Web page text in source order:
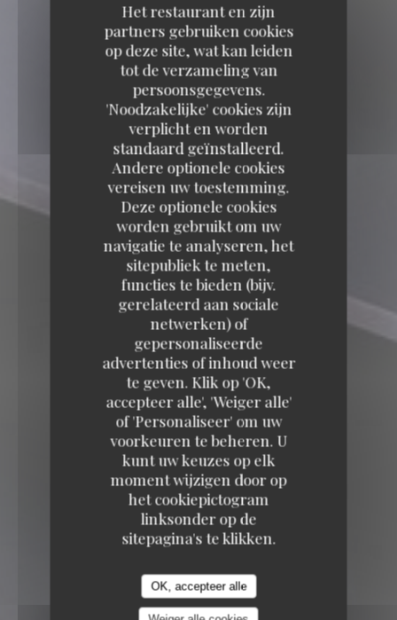
Het restaurant en zijn
partners gebruiken cookies
op deze site, wat kan leiden
tot de verzameling van
persoonsgegevens.
'Noodzakelijke' cookies zijn
verplicht en worden
standaard geïnstalleerd.
Andere optionele cookies
vereisen uw toestemming.
Deze optionele cookies
worden gebruikt om uw
navigatie te analyseren, het
sitepubliek te meten,
functies te bieden (bijv.
gerelateerd aan sociale
netwerken) of
gepersonaliseerde
advertenties of inhoud weer
te geven. Klik op 'OK,
accepteer alle', 'Weiger alle'
of 'Personaliseer' om uw
voorkeuren te beheren. U
kunt uw keuzes op elk
moment wijzigen door op
het cookiepictogram
linksonder op de
sitepagina's te klikken.
OK, accepteer alle
OUISTITI Paris
58 RUE DE L'ARCADE 75008 PARIS
OUISTITI Paris